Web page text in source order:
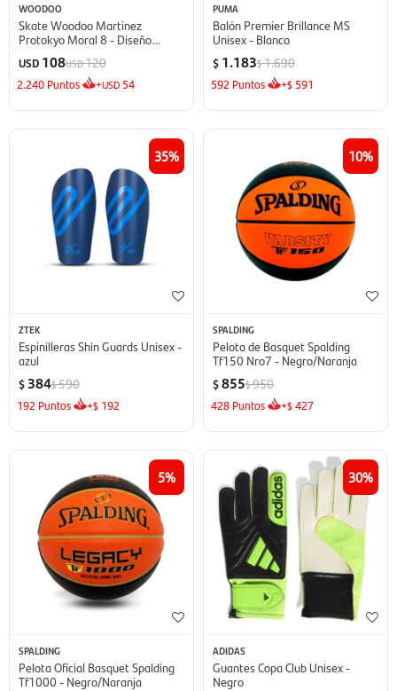
WOODOO
Skate Woodoo Martinez
Protokyo Moral 8 - Diseño
Dragón
USD 108USD120
2.240 Puntos +USD 54
PUMA
Balón Premier Brillance MS
Unisex - Blanco
$ 1.183$1.690
592 Puntos +$ 591
35
ZTEK
Espinilleras Shin Guards Unisex -
azul
$ 384$590
192 Puntos +$ 192
10
SPALDING
Pelota de Basquet Spalding
Tf150 Nro7 - Negro/Naranja
$855$950
428 Puntos +$427
5
SPALDING
Pelota Oficial Basquet Spalding
Tf1000 - Negro/Naranja
30
ADIDAS
Guantes Copa Club Unisex -
Negro